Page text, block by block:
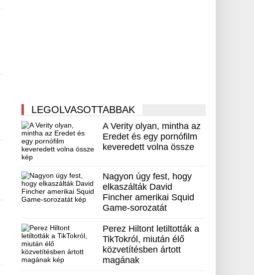
LEGOLVASOTTABBAK
A Verity olyan, mintha az
Eredet és egy pornófilm
keveredett volna össze
Nagyon úgy fest, hogy
elkaszálták David
Fincher amerikai Squid
Game-sorozatát
Perez Hiltont letiltották a
TikTokról, miután élő
közvetítésben ártott
magának